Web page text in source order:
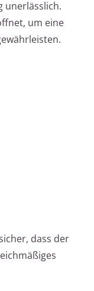
unerlässlich.
um eine
dass der